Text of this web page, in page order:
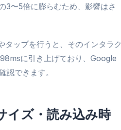
3〜5倍に膨らむため、影響はさ
ップを行うと、そのインタラク
に引き上げており、Google
できます。
イズ・読み込み時